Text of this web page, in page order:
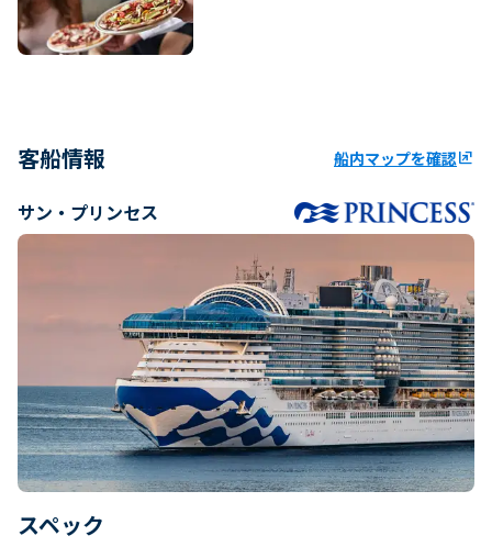
客船情報 船内マップを確認ungroup
サン・プリンセス
スペック